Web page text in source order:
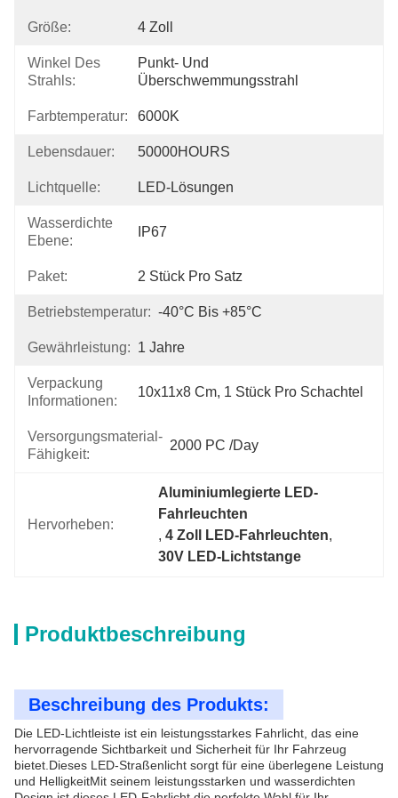
Größe: 4 Zoll
Winkel Des
Strahls:
Punkt- Und
Überschwemmungsstrahl
Farbtemperatur: 6000K
Lebensdauer: 50000HOURS
Lichtquelle: LED-Lösungen
Wasserdichte
Ebene:
IP67
Paket: 2 Stück Pro Satz
Betriebstemperatur: -40°C Bis +85°C
Gewährleistung: 1 Jahre
Verpackung
Informationen:
10x11x8 Cm, 1 Stück Pro Schachtel
Versorgungsmaterial-
Fähigkeit:
2000 PC /day
Hervorheben:
Aluminiumlegierte LED-
Fahrleuchten
, 4 Zoll LED-Fahrleuchten,
30V LED-Lichtstange
Produktbeschreibung
Beschreibung des Produkts:
Die LED-Lichtleiste ist ein leistungsstarkes Fahrlicht, das eine
hervorragende Sichtbarkeit und Sicherheit für Ihr Fahrzeug
bietet.Dieses LED-Straßenlicht sorgt für eine überlegene Leistung
und HelligkeitMit seinem leistungsstarken und wasserdichten